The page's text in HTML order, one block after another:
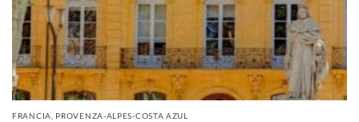
FRANCIA PROVENZA-ALPES-COSTA AZUL